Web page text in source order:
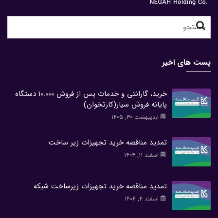
Search
for:
پست های اخیر
خرید، گارانتی و خدمات پس از فروش 10.000 دستگاه
پایانه فروش سیار(کارتخوان)
اردیبهشت ۳۰, ۱۴۰۵
تمدید مناقصه خرید تجهیزات زیر ساخت
اسفند ۱۱, ۱۴۰۴
تمدید مناقصه خرید تجهیزات زیرساخت شبکه
اسفند ۴, ۱۴۰۴